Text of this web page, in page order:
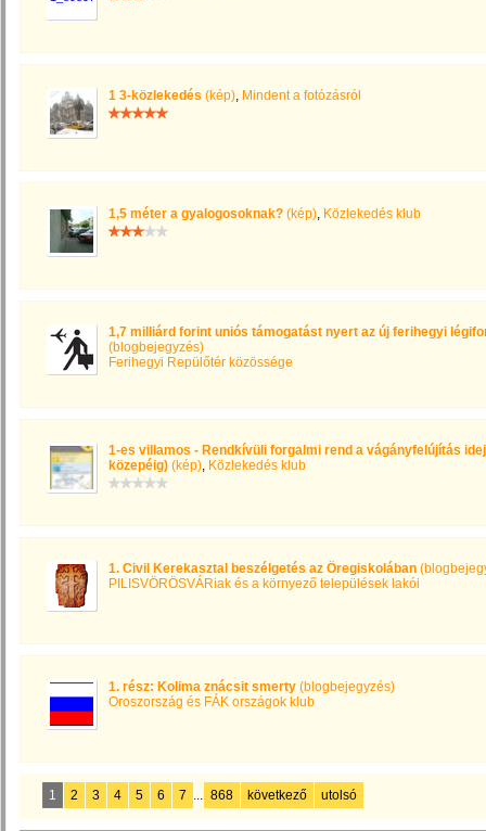
1 3-közlekedés (kép), Mindent a fotózásról
1,5 méter a gyalogosoknak? (kép), Közlekedés klub
1,7 milliárd forint uniós támogatást nyert az új ferihegyi
(blogbejegyzés)
Ferihegyi Repülőtér közössége
1-es villamos - Rendkívüli forgalmi rend a vágányfelújítás
közepéig) (kép), Közlekedés klub
1. Civil Kerekasztal beszélgetés az Öregiskolában
PILISVÖRÖSVÁRiak és a környező települések lakói
1. rész: Kolima znácsit smerty (blogbejegyzés)
Oroszország és FÁK országok klub
1 2 3 4 5 6 7 ... 868 következő utolsó